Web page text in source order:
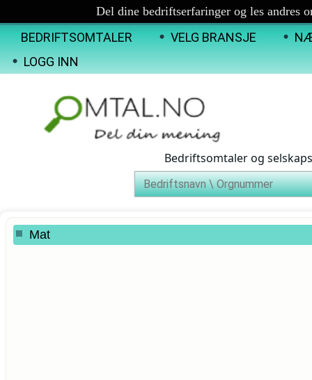
Del dine bedriftserfaringer og les andres
BEDRIFTSOMTALER VELG BRANSJE
LOGG INN
Bedriftsomtaler og
Mat